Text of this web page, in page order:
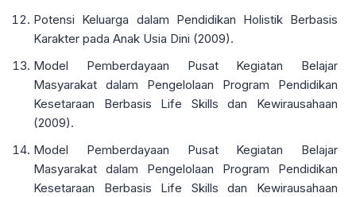
Potensi Keluarga dalam Pendidikan Holistik Berbasis
Karakter pada Anak Usia Dini (2009).
Model Pemberdayaan Pusat Kegiatan Belajar
Masyarakat dalam Pengelolaan Program Pendidikan
Kesetaraan Berbasis Life Skills dan Kewirausahaan
(2009).
Model Pemberdayaan Pusat Kegiatan Belajar
Masyarakat dalam Pengelolaan Program Pendidikan
Kesetaraan Berbasis Life Skills dan Kewirausahaan